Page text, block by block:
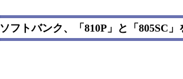
ソフトバンク、「810P」と「805SC」